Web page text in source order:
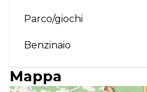
Parco/giochi
Benzinaio
Mappa